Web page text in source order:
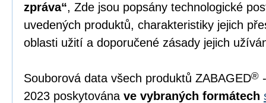
zpráva“, Zde jsou popsány technologické
uvedených produktů, charakteristiky jejich
oblasti užití a doporučené zásady jejich
Souborová data všech produktů ZABAGED®
2023 poskytována ve vybraných formátech